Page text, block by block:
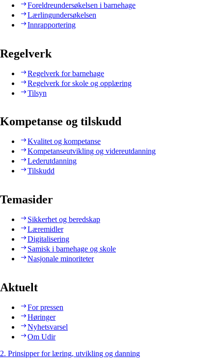
Foreldreundersøkelsen i barnehage
Lærlingundersøkelsen
Innrapportering
Regelverk
Regelverk for barnehage
Regelverk for skole og opplæring
Tilsyn
Kompetanse og tilskudd
Kvalitet og kompetanse
Kompetanseutvikling og videreutdanning
Lederutdanning
Tilskudd
Temasider
Sikkerhet og beredskap
Læremidler
Digitalisering
Samisk i barnehage og skole
Nasjonale minoriteter
Aktuelt
For pressen
Høringer
Nyhetsvarsel
Om Udir
2. Prinsipper for læring, utvikling og danning